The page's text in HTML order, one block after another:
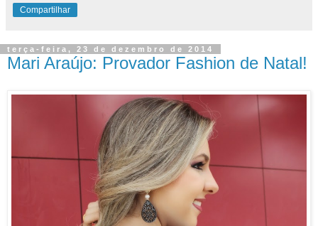
Compartilhar
terça-feira, 23 de dezembro de 2014
Mari Araújo: Provador Fashion de Natal!